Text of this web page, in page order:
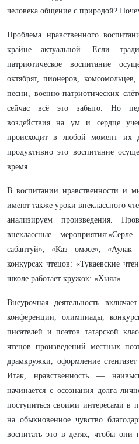
человека общение с природой?
Проблема нравственного
крайне актуальной. Если
патриотическое воспитание
октябрят, пионеров,
песни, военно-патриотических
сейчас всё это забыто. Но
воздействия на ум и сердце
происходит в любой момент их
продуктивно это воспитание
время.
В воспитании нравственности и
имеют также уроки внеклассного
анализируем произведения.
внеклассные
сабантуй», «Каз өмәсе»,
конкурсах чтецов: «Тукаевские
школе работает кружок: «Хыял».
Внеурочная деятельность
конференции, олимпиады,
писателей и поэтов татарской
чтецов произведений местных
драмкружки, оформление
Итак, нравственность —
начинается с осознания долга
поступиться своими интересами в
на обыкновенное чувство
воспитать это в детях, чтобы они